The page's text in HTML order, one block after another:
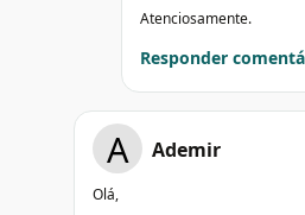
Atenciosamente.
Responder
A Ademir
Olá,